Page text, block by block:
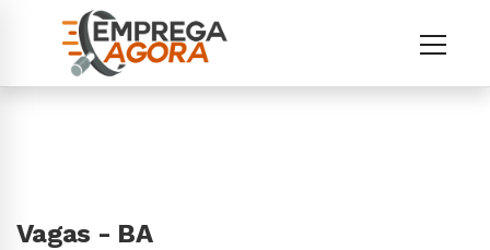
Vagas - BA